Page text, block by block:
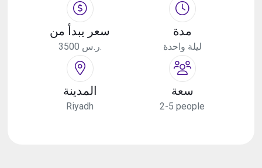
سعر يبدأ من
3500 ر.س.
مدة
ليلة واحدة
المدينة
Riyadh
سعة
2-5 people